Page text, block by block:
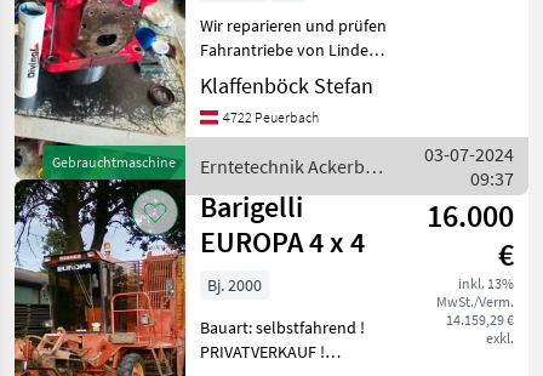
Gebrauchtmaschine
Wir reparieren und prüfen
Fahrantriebe von Linde
Bosch Rexroth Sauer
Danfoss für alle
Erntemaschinen wie Claas
Holland Erntetechnik
Ackerbau R
Klaffenböck Stefan
4722 Peuerbach
Erntetechnik Ackerbau
/ Holmer
03-07-2024
09:37
Barigelli
EUROPA 4 x 4
16.000
€
inkl. 13%
MwSt./Verm.
14.159,29 €
exkl.
Bj. 2000
Bauart: selbstfahrend !
PRIVATVERKAUF !